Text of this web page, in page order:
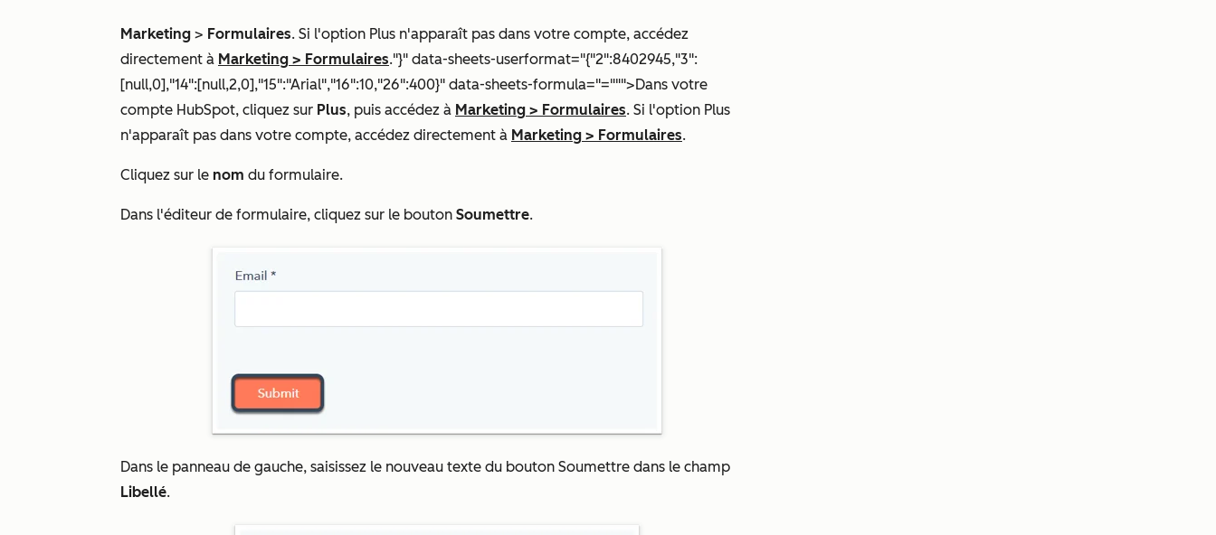
Marketing > Formulaires. Si l'option Plus n'apparaît pas dans votre compte, accédez
directement à Marketing > Formulaires."}" data-sheets-userformat="{"2":8402945,"3":
[null,0],"14":[null,2,0],"15":"Arial","16":10,"26":400}" data-sheets-formula="=""">Dans votre
compte HubSpot, cliquez sur Plus, puis accédez à Marketing > Formulaires. Si l'option Plus
n'apparaît pas dans votre compte, accédez directement à Marketing > Formulaires.
Cliquez sur le nom du formulaire.
Dans l'éditeur de formulaire, cliquez sur le bouton Soumettre.
Dans le panneau de gauche, saisissez le nouveau texte du bouton Soumettre dans le champ
Libellé.